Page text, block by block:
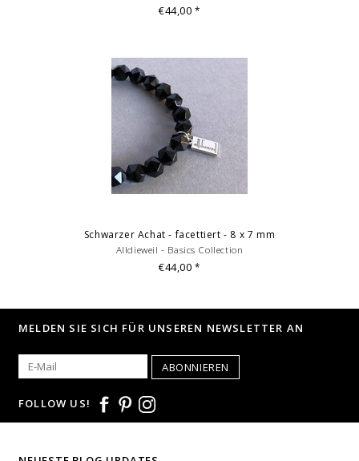
€44,00*
Schwarzer Achat - facettiert - 8 x 7 mm
Alldieweil - Basics Collection
€44,00*
MELDEN SIE SICH FÜR UNSEREN NEWSLETTER AN
ABONNIEREN
FOLLOW US!